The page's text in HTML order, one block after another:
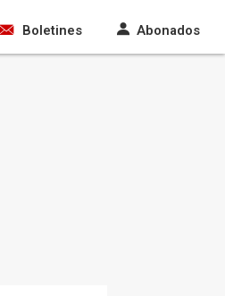
Boletines Abonados